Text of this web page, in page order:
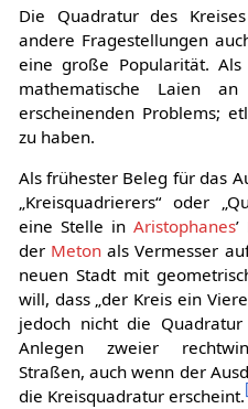
Die Quadratur des
andere Fragestellungen
eine große Popularität.
mathematische Laien
erscheinenden Problems;
zu haben.
Als frühester Beleg für das
„Kreisquadrierers“ oder
eine Stelle in Aristophanes
der Meton als Vermesser
neuen Stadt mit
will, dass „der Kreis ein
jedoch nicht die
Anlegen zweier
Straßen, auch wenn der
die Kreisquadratur erscheint.